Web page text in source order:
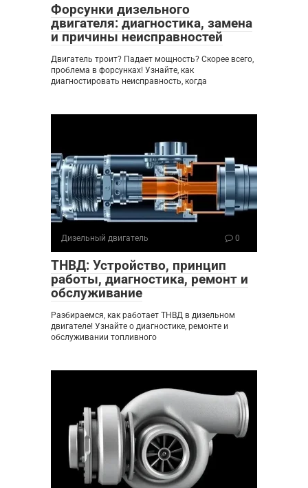
Форсунки дизельного
двигателя: диагностика, замена
и причины неисправностей
Двигатель троит? Падает мощность? Скорее всего,
проблема в форсунках! Узнайте, как
диагностировать неисправность, когда
Дизельный двигатель 0
ТНВД: Устройство, принцип
работы, диагностика, ремонт и
обслуживание
Разбираемся, как работает ТНВД в дизельном
двигателе! Узнайте о диагностике, ремонте и
обслуживании топливного